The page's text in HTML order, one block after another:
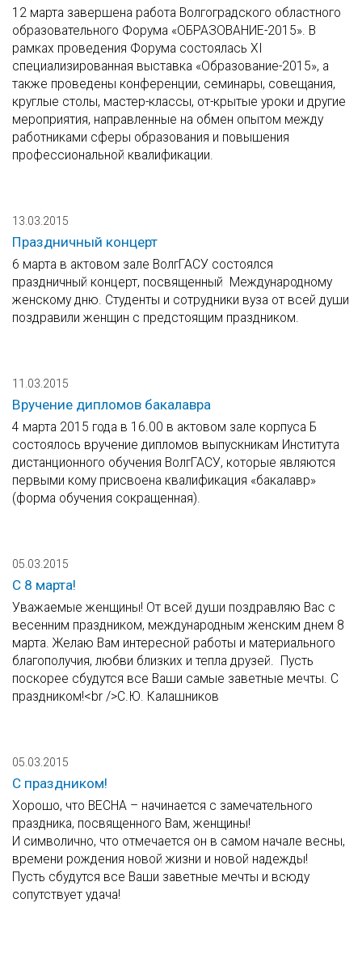
12 марта завершена работа Волгоградского областного
образовательного Форума «ОБРАЗОВАНИЕ-2015». В
рамках проведения Форума состоялась XI
специализированная выставка «Образование-2015», а
также проведены конференции, семинары, совещания,
круглые столы, мастер-классы, от-крытые уроки и другие
мероприятия, направленные на обмен опытом между
работниками сферы образования и повышения
профессиональной квалификации.
13.03.2015
Праздничный концерт
6 марта в актовом зале ВолгГАСУ состоялся
праздничный концерт, посвященный Международному
женскому дню. Студенты и сотрудники вуза от всей души
поздравили женщин с предстоящим праздником.
11.03.2015
Вручение дипломов бакалавра
4 марта 2015 года в 16.00 в актовом зале корпуса Б
состоялось вручение дипломов выпускникам Института
дистанционного обучения ВолгГАСУ, которые являются
первыми кому присвоена квалификация «бакалавр»
(форма обучения сокращенная).
05.03.2015
С 8 марта!
Уважаемые женщины! От всей души поздравляю Вас с
весенним праздником, международным женским днем 8
марта. Желаю Вам интересной работы и материального
благополучия, любви близких и тепла друзей. Пусть
поскорее сбудутся все Ваши самые заветные мечты. С
праздником!<br />С.Ю. Калашников
05.03.2015
С праздником!
Хорошо, что ВЕСНА – начинается с замечательного
праздника, посвященного Вам, женщины!
И символично, что отмечается он в самом начале весны,
времени рождения новой жизни и новой надежды!
Пусть сбудутся все Ваши заветные мечты и всюду
сопутствует удача!